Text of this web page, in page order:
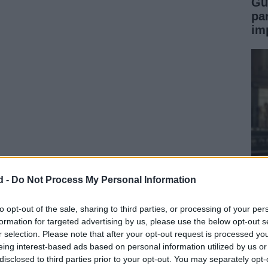
- Do Not Process My Personal Information
opt-out of the sale, sharing to third parties, or processing of your
for targeted advertising by us, please use the below opt-out
selection. Please note that after your opt-out request is processed
interest-based ads based on personal information utilized by us
to third parties prior to your opt-out. You may separately
biológica Alison Murrayde laUniversidad
más exigentes del mundo: laAl Andalus Ultimate
en la Laponia finlandesa.